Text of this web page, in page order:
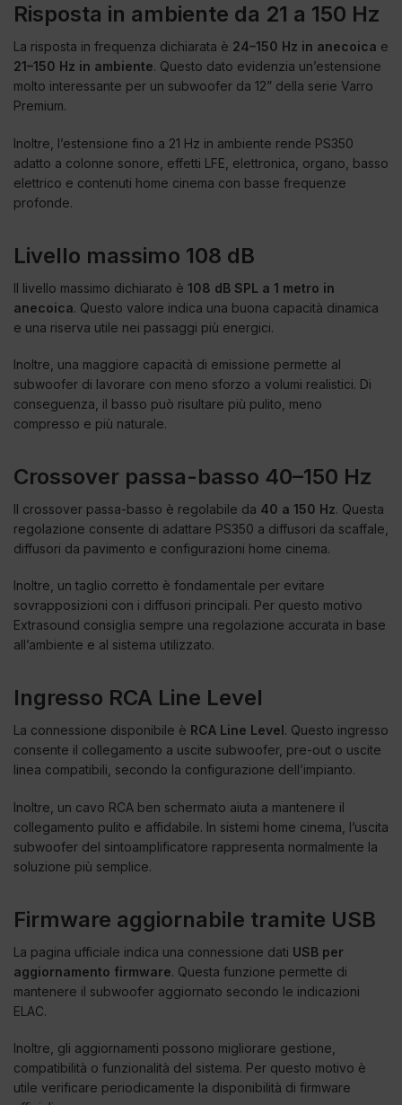
Risposta in ambiente da 21 a 150 Hz
La risposta in frequenza dichiarata è 24–150 Hz in anecoica e
21–150 Hz in ambiente. Questo dato evidenzia un’estensione
molto interessante per un subwoofer da 12” della serie Varro
Premium.
Inoltre, l’estensione fino a 21 Hz in ambiente rende PS350
adatto a colonne sonore, effetti LFE, elettronica, organo, basso
elettrico e contenuti home cinema con basse frequenze
profonde.
Livello massimo 108 dB
Il livello massimo dichiarato è 108 dB SPL a 1 metro in
anecoica. Questo valore indica una buona capacità dinamica
e una riserva utile nei passaggi più energici.
Inoltre, una maggiore capacità di emissione permette al
subwoofer di lavorare con meno sforzo a volumi realistici. Di
conseguenza, il basso può risultare più pulito, meno
compresso e più naturale.
Crossover passa-basso 40–150 Hz
Il crossover passa-basso è regolabile da 40 a 150 Hz. Questa
regolazione consente di adattare PS350 a diffusori da scaffale,
diffusori da pavimento e configurazioni home cinema.
Inoltre, un taglio corretto è fondamentale per evitare
sovrapposizioni con i diffusori principali. Per questo motivo
Extrasound consiglia sempre una regolazione accurata in base
all’ambiente e al sistema utilizzato.
Ingresso RCA Line Level
La connessione disponibile è RCA Line Level. Questo ingresso
consente il collegamento a uscite subwoofer, pre-out o uscite
linea compatibili, secondo la configurazione dell’impianto.
Inoltre, un cavo RCA ben schermato aiuta a mantenere il
collegamento pulito e affidabile. In sistemi home cinema, l’uscita
subwoofer del sintoamplificatore rappresenta normalmente la
soluzione più semplice.
Firmware aggiornabile tramite USB
La pagina ufficiale indica una connessione dati USB per
aggiornamento firmware. Questa funzione permette di
mantenere il subwoofer aggiornato secondo le indicazioni
ELAC.
Inoltre, gli aggiornamenti possono migliorare gestione,
compatibilità o funzionalità del sistema. Per questo motivo è
utile verificare periodicamente la disponibilità di firmware